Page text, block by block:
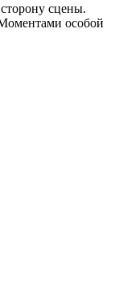
сцены.
особой